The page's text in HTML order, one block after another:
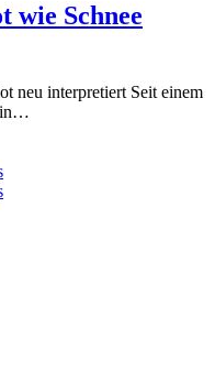
wie Schnee
neu interpretiert Seit einem
in…